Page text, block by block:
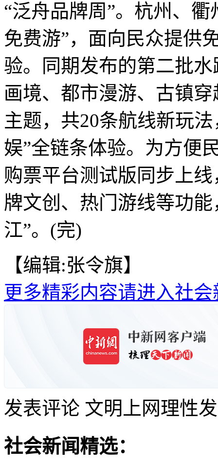
“泛舟品牌周”。杭州、
免费游”，面向民众提供
验。同期发布的第二批
画境、都市漫游、古镇
主题，共20条航线新玩
娱”全链条体验。为方便
购票平台测试版同步上
牌文创、热门游线等功
江”。(完)
【编辑:张令旗】
更多精彩内容请进入社会
发表评论 文明上网理性
社会新闻精选：